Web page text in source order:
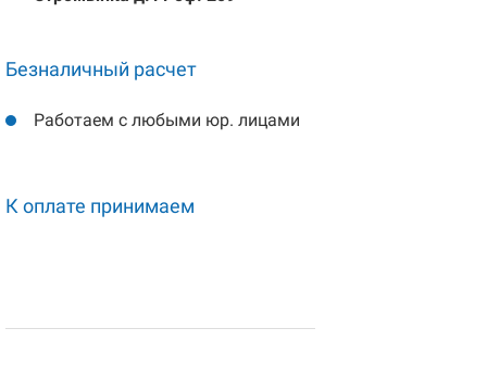
Безналичный расчет
Работаем с любыми юр. лицами
К оплате принимаем